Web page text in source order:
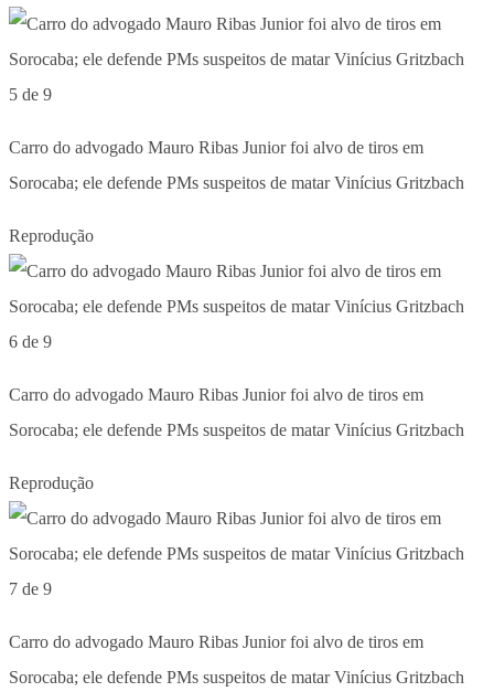
5 de 9
Carro do advogado Mauro Ribas Junior foi alvo de tiros em
Sorocaba; ele defende PMs suspeitos de matar Vinícius Gritzbach
Reprodução
6 de 9
Carro do advogado Mauro Ribas Junior foi alvo de tiros em
Sorocaba; ele defende PMs suspeitos de matar Vinícius Gritzbach
Reprodução
7 de 9
Carro do advogado Mauro Ribas Junior foi alvo de tiros em
Sorocaba; ele defende PMs suspeitos de matar Vinícius Gritzbach